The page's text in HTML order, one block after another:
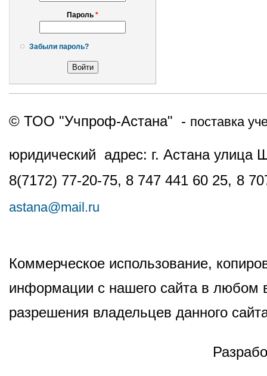
Пароль *
Забыли пароль?
© ТОО "Учпроф-Астана" - поставка
юридический адрес: г. Астана
8(7172) 77-20-75, 8 747 441 60 25, 8
astana@mail.ru
Коммерческое использование,
информации с нашего сайта в любом
разрешения владельцев данного